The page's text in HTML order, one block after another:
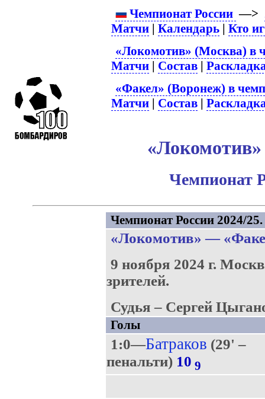
Чемпионат России —>
Матчи |Календарь |Кто
«Локомотив» (Москва) в
Матчи | Состав |
«Факел» (Воронеж) в
Матчи | Состав |
Чемпионат
Чемпионат России 2024/
«Локомотив» —
9 ноября 2024 г.
зрителей.
Судья – Сергей
Голы
1:0—Батраков (29' –
пенальти) 10 9